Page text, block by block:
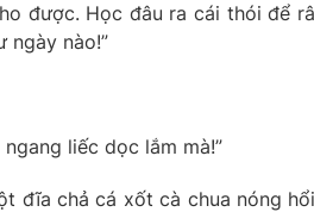
được. Học đâu ra cái thói để
ngày nào!”
liếc dọc lắm mà!”
đĩa chả cá xốt cà chua nóng